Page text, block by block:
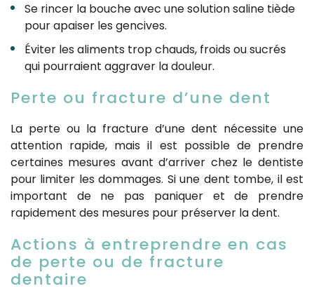
Se rincer la bouche avec une solution saline tiède
pour apaiser les gencives.
Éviter les aliments trop chauds, froids ou sucrés
qui pourraient aggraver la douleur.
Perte ou fracture d’une dent
La perte ou la fracture d’une dent nécessite une
attention rapide, mais il est possible de prendre
certaines mesures avant d’arriver chez le dentiste
pour limiter les dommages. Si une dent tombe, il est
important de ne pas paniquer et de prendre
rapidement des mesures pour préserver la dent.
Actions à entreprendre en cas
de perte ou de fracture
dentaire